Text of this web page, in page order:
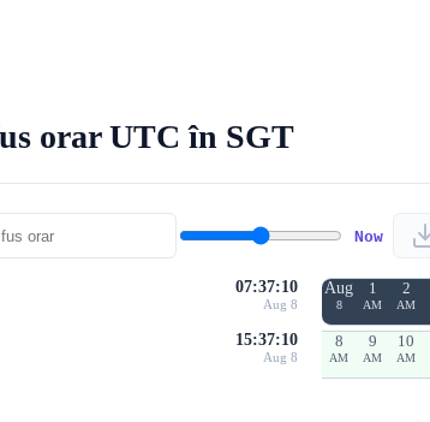
orar UTC în SGT
Now
07:37:10
Aug 8
Aug
8
1
AM
2
AM
15:37:10
Aug 8
8
AM
9
AM
10
AM